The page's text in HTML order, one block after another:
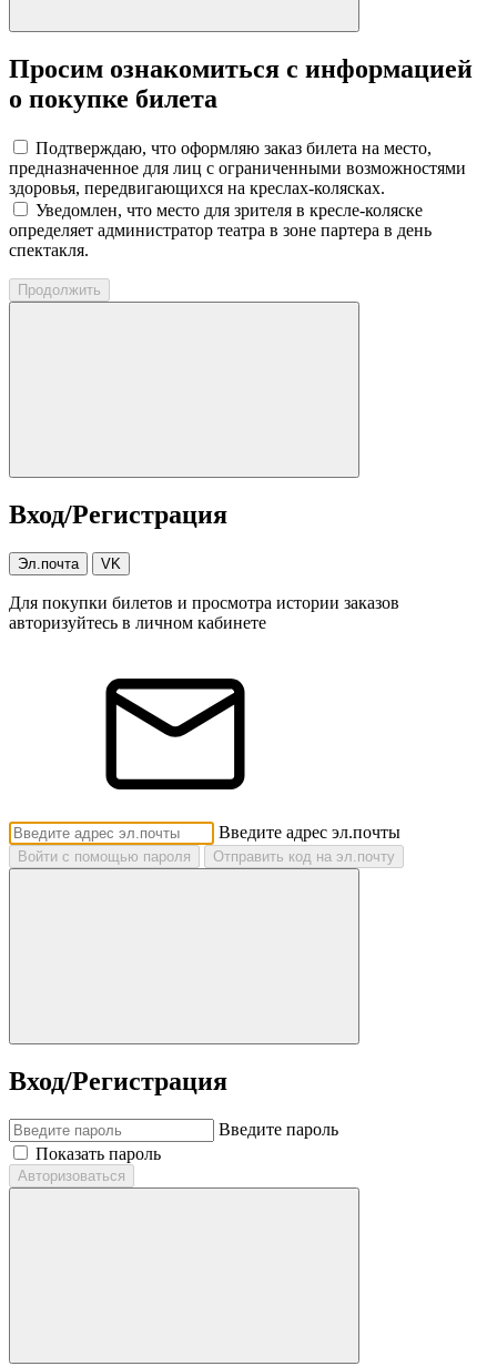
Просим ознакомиться с информацией
о покупке билета
Подтверждаю, что оформляю заказ билета на место,
предназначенное для лиц с ограниченными возможностями
здоровья, передвигающихся на креслах-колясках.
Уведомлен, что место для зрителя в кресле-коляске
определяет администратор театра в зоне партера в день
спектакля.
Продолжить
Вход/Регистрация
Эл.почта VK
Для покупки билетов и просмотра истории заказов
авторизуйтесь в личном кабинете
Введите адрес эл.почты
Войти с помощью пароля Отправить код на эл.почту
Вход/Регистрация
Введите пароль
Показать пароль
Авторизоваться